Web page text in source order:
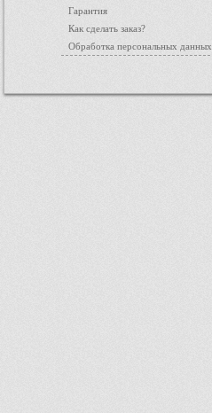
Гарантия
Как сделать заказ?
Обработка персональных данных